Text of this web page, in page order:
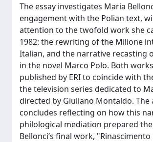
The essay investigates Maria
engagement with the Polian text,
attention to the twofold work she
1982: the rewriting of the Milione
Italian, and the narrative recasting
in the novel Marco Polo. Both
published by ERI to coincide with
the television series dedicated to
directed by Giuliano Montaldo. The
concludes reflecting on how this
philological mediation prepared
Bellonci’s final work,